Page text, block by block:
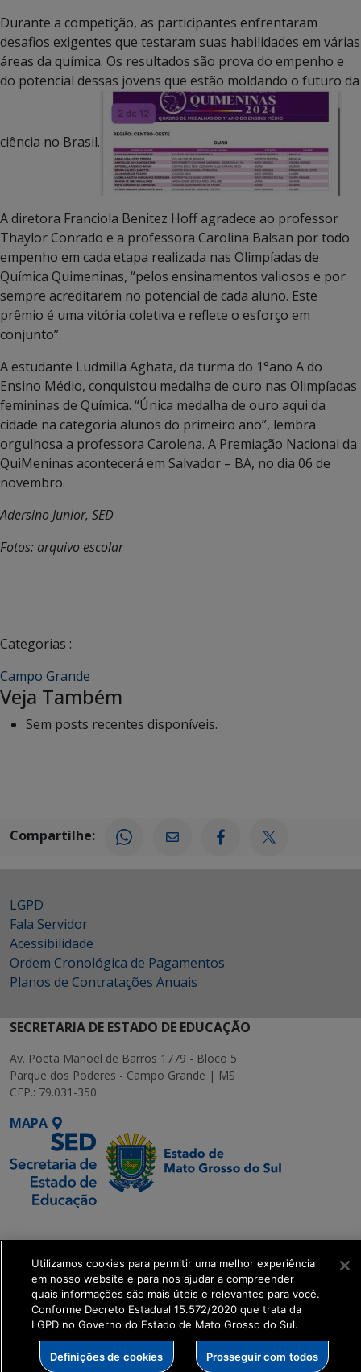
Durante a competição, as participantes enfrentaram
desafios exigentes que testaram suas habilidades em várias
áreas da química. Os resultados são prova do empenho e
do potencial dessas jovens que estão moldando o futuro da
ciência no Brasil.
A diretora Franciola Benitez Hoff agradece ao professor
Thaylor Conrado e a professora Carolina Balsan por todo
empenho em cada etapa realizada nas Olimpíadas de
Química Quimeninas, “pelos ensinamentos valiosos e por
sempre acreditarem no potencial de cada aluno. Este
prêmio é uma vitória coletiva e reflete o esforço em
conjunto”.
A estudante Ludmilla Aghata, da turma do 1°ano A do
Ensino Médio, conquistou medalha de ouro nas Olimpíadas
femininas de Química. “Única medalha de ouro aqui da
cidade na categoria alunos do primeiro ano”, lembra
orgulhosa a professora Carolena. A Premiação Nacional da
QuiMeninas acontecerá em Salvador – BA, no dia 06 de
novembro.
Adersino Junior, SED
Fotos: arquivo escolar
Categorias :
Campo Grande
Veja Também
Sem posts recentes disponíveis.
Compartilhe:
LGPD
Fala Servidor
Acessibilidade
Ordem Cronológica de Pagamentos
Planos de Contratações Anuais
SECRETARIA DE ESTADO DE EDUCAÇÃO
Av. Poeta Manoel de Barros 1779 - Bloco 5
Parque dos Poderes - Campo Grande | MS
CEP.: 79.031-350
MAPA
Transformação Digital
get_footer();
Utilizamos cookies para permitir uma melhor experiência
em nosso website e para nos ajudar a compreender
quais informações são mais úteis e relevantes para você.
Conforme Decreto Estadual 15.572/2020 que trata da
LGPD no Governo do Estado de Mato Grosso do Sul.
Definições de cookies Prosseguir com todos